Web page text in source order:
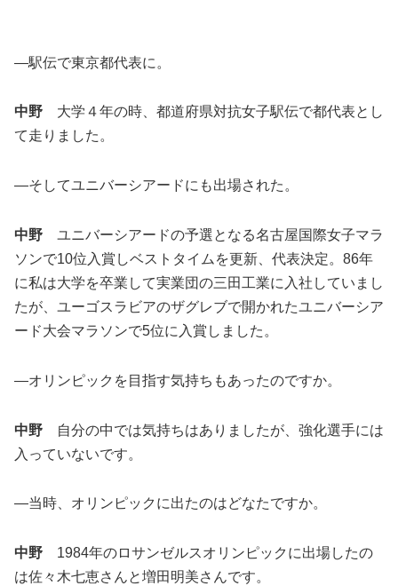
―駅伝で東京都代表に。
中野 大学４年の時、都道府県対抗女子駅伝で都代表とし
て走りました。
―そしてユニバーシアードにも出場された。
中野 ユニバーシアードの予選となる名古屋国際女子マラ
ソンで10位入賞しベストタイムを更新、代表決定。86年
に私は大学を卒業して実業団の三田工業に入社していまし
たが、ユーゴスラビアのザグレブで開かれたユニバーシア
ード大会マラソンで5位に入賞しました。
―オリンピックを目指す気持ちもあったのですか。
中野 自分の中では気持ちはありましたが、強化選手には
入っていないです。
―当時、オリンピックに出たのはどなたですか。
中野 1984年のロサンゼルスオリンピックに出場したの
は佐々木七恵さんと増田明美さんです。